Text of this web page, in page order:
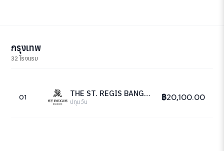
กรุงเทพ
32 โรงแรม
01 THE ST. REGIS BANGKOK
ปทุมวัน ฿20,100.00